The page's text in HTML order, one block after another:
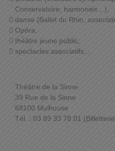
Conservatoire, harmonies…),
danse (Ballet du Rhin,
Opéra,
théâtre jeune public,
spectacles associatifs…
Théâtre de la Sinne
39 Rue de la Sinne
68100 Mulhouse
Tél. : 03 89 33 78 01